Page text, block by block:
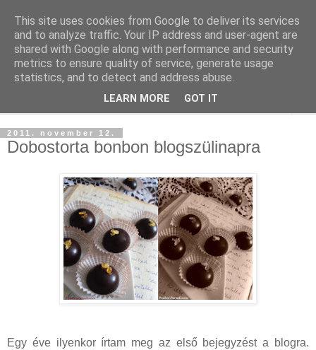
2011. november 12.
Dobostorta bonbon blogszülinapra
Egy éve ilyenkor írtam meg az első bejegyzést a blogra.
This site uses cookies from Google to deliver its services
and to analyze traffic. Your IP address and user-agent are
shared with Google along with performance and security
metrics to ensure quality of service, generate usage
statistics, and to detect and address abuse.
LEARN MORE GOT IT